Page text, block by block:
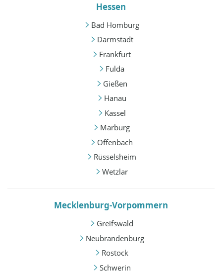
Hessen
Bad Homburg
Darmstadt
Frankfurt
Fulda
Gießen
Hanau
Kassel
Marburg
Offenbach
Rüsselsheim
Wetzlar
Mecklenburg-Vorpommern
Greifswald
Neubrandenburg
Rostock
Schwerin